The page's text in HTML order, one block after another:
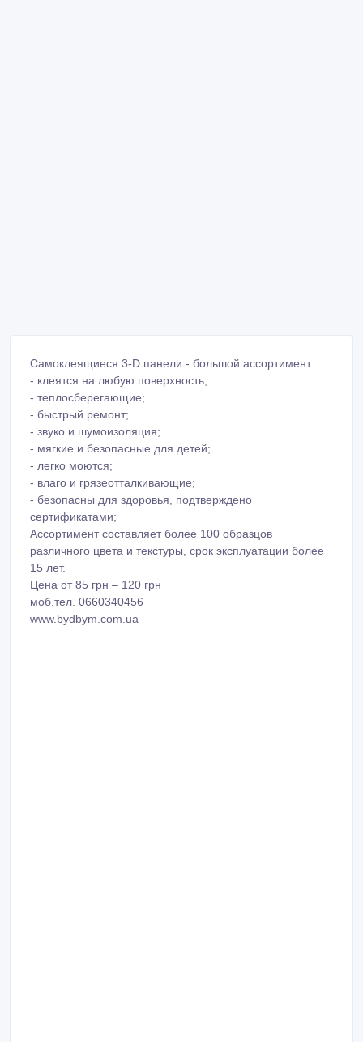
Самоклеящиеся 3-D панели - большой ассортимент
- клеятся на любую поверхность;
- теплосберегающие;
- быстрый ремонт;
- звуко и шумоизоляция;
- мягкие и безопасные для детей;
- легко моются;
- влаго и грязеотталкивающие;
- безопасны для здоровья, подтверждено
сертификатами;
Ассортимент составляет более 100 образцов
различного цвета и текстуры, срок эксплуатации более
15 лет.
Цена от 85 грн – 120 грн
моб.тел. 0660340456
www.bydbym.com.ua